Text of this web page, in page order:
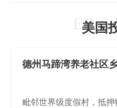
EB-5
美国
德州马蹄湾养老社区
毗邻世界级度假村，抵押